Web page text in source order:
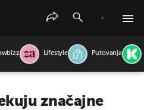
Lifestyle Putovanja
značajne